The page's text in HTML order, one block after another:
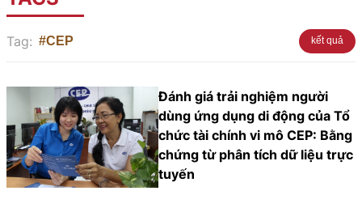
Tag: #CEP kết quả
Đánh giá trải nghiệm người
dùng ứng dụng di động của Tổ
chức tài chính vi mô CEP: Bằng
chứng từ phân tích dữ liệu trực
tuyến